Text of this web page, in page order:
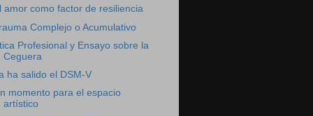
amor como factor de resiliencia
Complejo o Acumulativo
Profesional y Ensayo sobre la
Ceguera
ha salido el DSM-V
momento para el espacio
artístico